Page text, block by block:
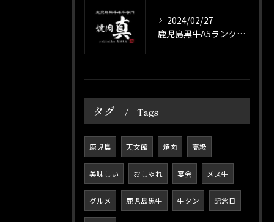
2024/02/27
鹿児島黒牛A5ランクの焼肉が楽しめるお店はここだ！
タグ Tags
鹿児島 天文館 焼肉 高級
美味しい おしゃれ 宴会 メス牛
グルメ 鹿児島黒牛 牛タン 記念日